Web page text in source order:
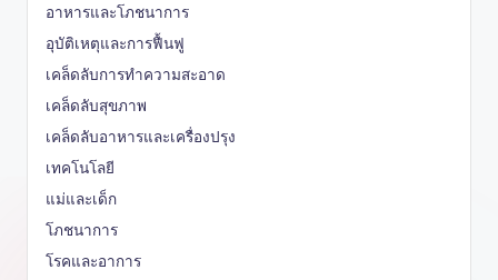
อาหารและโภชนาการ
อุบัติเหตุและการฟื้นฟู
เคล็ดลับการทำความสะอาด
เคล็ดลับสุขภาพ
เคล็ดลับอาหารและเครื่องปรุง
เทคโนโลยี
แม่และเด็ก
โภชนาการ
โรคและอาการ